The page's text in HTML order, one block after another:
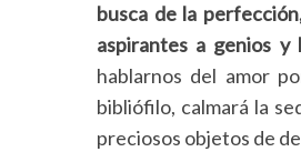
busca de la
aspirantes a genios
hablarnos del amor
bibliófilo, calmará la
preciosos objetos de